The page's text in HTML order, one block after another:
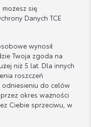
się
Danych TCE
wynosił
Twoja zgoda na
niż 5 lat. Dla innych
roszczeń
odniesieniu do celów
okres ważności
Ciebie sprzeciwu, w